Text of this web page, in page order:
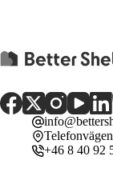
+46 8 40 92